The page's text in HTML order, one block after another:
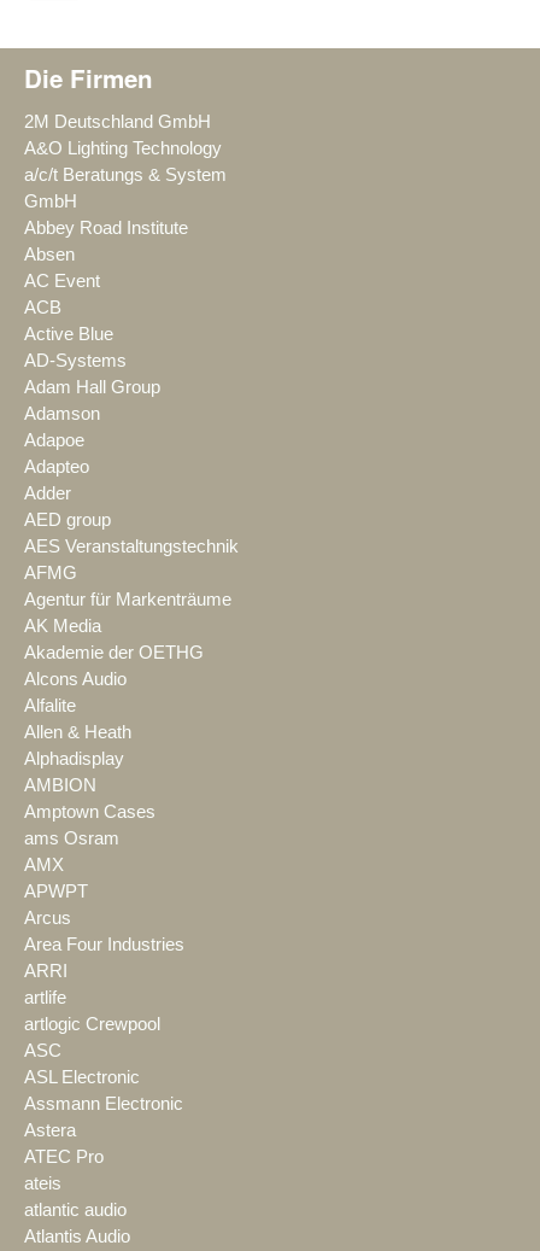
Die Firmen
2M Deutschland GmbH
A&O Lighting Technology
a/c/t Beratungs & System
GmbH
Abbey Road Institute
Absen
AC Event
ACB
Active Blue
AD-Systems
Adam Hall Group
Adamson
Adapoe
Adapteo
Adder
AED group
AES Veranstaltungstechnik
AFMG
Agentur für Markenträume
AK Media
Akademie der OETHG
Alcons Audio
Alfalite
Allen & Heath
Alphadisplay
AMBION
Amptown Cases
ams Osram
AMX
APWPT
Arcus
Area Four Industries
ARRI
artlife
artlogic Crewpool
ASC
ASL Electronic
Assmann Electronic
Astera
ATEC Pro
ateis
atlantic audio
Atlantis Audio